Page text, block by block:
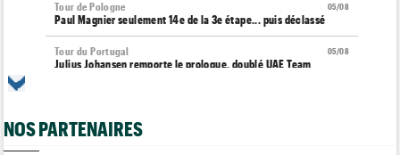
05/08
Tour de Pologne
Paul Magnier seulement 14e de la 3e étape... puis déclassé
05/08
Tour du Portugal
Julius Johansen remporte le prologue, doublé UAE Team
Marlen Reusser : "C'était différent du Mont Ventoux..."
NOS PARTENAIRES